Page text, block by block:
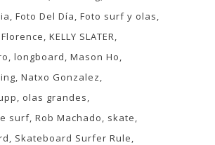
Foto Del Día Foto surf y olas
KELLY SLATER
longboard Mason Ho
Natxo Gonzalez
olas grandes
surf Rob Machado
skate
Skateboard Surfer Rule